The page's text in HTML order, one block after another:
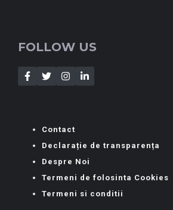
FOLLOW US
Contact
Declarație de transparența
Despre Noi
Termeni de folosinta Cookies
Termeni si conditii